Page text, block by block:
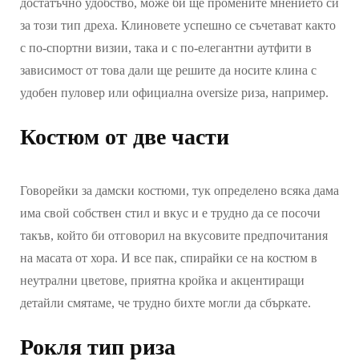
достатъчно удобство, може би ще промените мнението си
за този тип дреха. Клиновете успешно се съчетават както
с по-спортни визии, така и с по-елегантни аутфити в
зависимост от това дали ще решите да носите клина с
удобен пуловер или официална oversize риза, например.
Костюм от две части
Говорейки за дамски костюми, тук определено всяка дама
има свой собствен стил и вкус и е трудно да се посочи
такъв, който би отговорил на вкусовите предпочитания
на масата от хора. И все пак, спирайки се на костюм в
неутрални цветове, приятна кройка и акцентиращи
детайли смятаме, че трудно бихте могли да сбъркате.
Рокля тип риза